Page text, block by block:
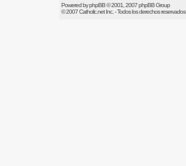
Powered byphpBB© 2001, 2007 phpBB Group
© 2007Catholic.netInc. - Todos los derechos reservados